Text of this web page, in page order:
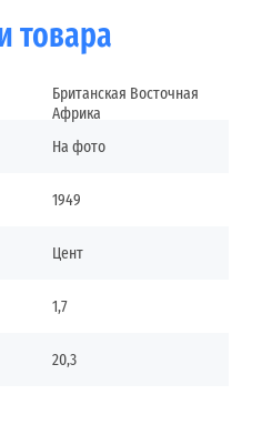
товара
Британская Восточная
Африка
На фото
1949
Цент
1,7
20,3